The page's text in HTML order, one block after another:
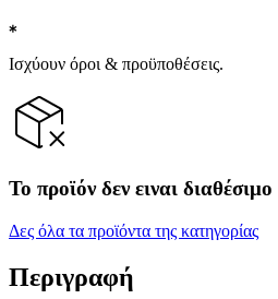
Ισχύουν όροι & προϋποθέσεις.
Το προϊόν δεν ειναι διαθέσιμο
Δες όλα τα προϊόντα της κατηγορίας
Περιγραφή